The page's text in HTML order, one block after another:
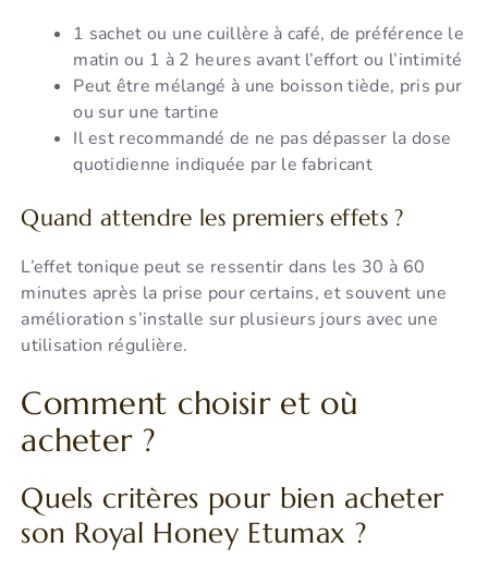
1 sachet ou une cuillère à café, de préférence le
matin ou 1 à 2 heures avant l’effort ou l’intimité
Peut être mélangé à une boisson tiède, pris pur
ou sur une tartine
Il est recommandé de ne pas dépasser la dose
quotidienne indiquée par le fabricant
Quand attendre les premiers effets ?
L’effet tonique peut se ressentir dans les 30 à 60
minutes après la prise pour certains, et souvent une
amélioration s’installe sur plusieurs jours avec une
utilisation régulière.
Comment choisir et où
acheter ?
Quels critères pour bien acheter
son Royal Honey Etumax ?